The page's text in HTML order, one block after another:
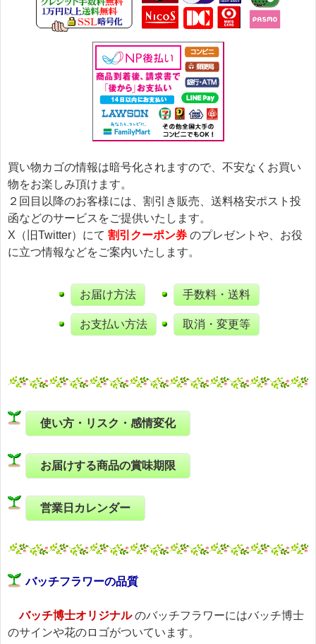
買い物カゴの情報は暗号化されますので、不安なくお買い
物をお楽しみ頂けます。
２回目以降のお客様には、割引き販売、送料格安ポスト投
函などのサービスをご提供いたします。
X（旧Twitter）にて 割引クーポン券 のプレゼントや、お役
に立つ情報などをご案内いたします。
お届け方法
お支払い方法
手数料・送料
取消・変更等
使い方・リスク・感情変化
お届けする商品の賞味期限
営業日カレンダー
バッチフラワーの品質
バッチ博士オリジナルのバッチフラワーにはバッチ博士
のサインや花のロゴがついています。